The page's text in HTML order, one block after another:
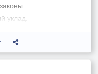
уклад.
были,